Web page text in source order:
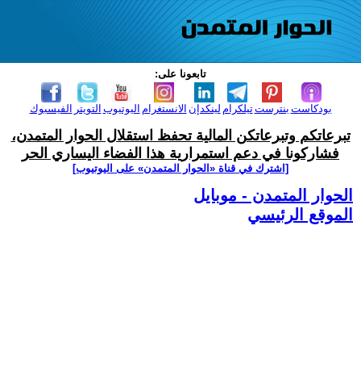
تابعونا على:
الفيسبوك التويتر اليوتيوب الانستغرام لينكدإن تيلكرامبنترست بودكاست
تبرعاتكم وتبرعاتكن المالية تحفظ استقلال الحوار المتمدن،
فشاركونا في دعم استمرارية هذا الفضاء اليساري الحر
[اشترك في قناة ‫«الحوار المتمدن» على اليوتيوب]
الحوار المتمدن - موبايل
الموقع الرئيسي